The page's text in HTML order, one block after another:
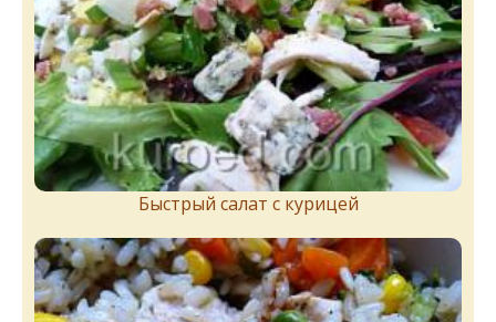
Быстрый салат с курицей